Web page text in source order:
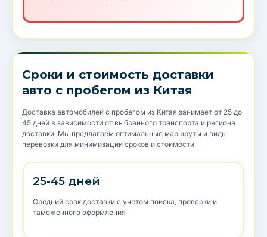
Сроки и стоимость доставки
авто с пробегом из Китая
Доставка автомобилей с пробегом из Китая занимает от 25 до
45 дней в зависимости от выбранного транспорта и региона
доставки. Мы предлагаем оптимальные маршруты и виды
перевозки для минимизации сроков и стоимости.
25-45 дней
Средний срок доставки с учетом поиска, проверки и
таможенного оформления